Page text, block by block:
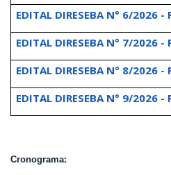
EDITAL DIRESEBA N° 6/2026 -
EDITAL DIRESEBA N° 7/2026 -
EDITAL DIRESEBA N° 8/2026 -
EDITAL DIRESEBA N° 9/2026 -
Cronograma: